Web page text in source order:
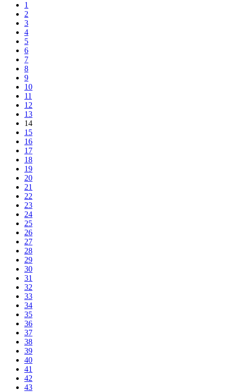
1
2
3
4
5
6
7
8
9
10
11
12
13
14
15
16
17
18
19
20
21
22
23
24
25
26
27
28
29
30
31
32
33
34
35
36
37
38
39
40
41
42
43